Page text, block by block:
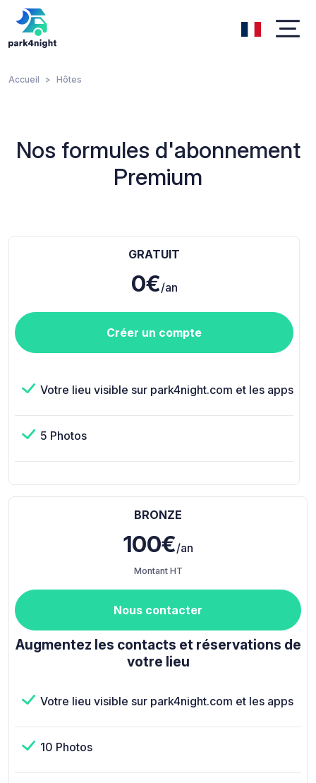
Accueil Hôtes
Nos formules d'abonnement
Premium
GRATUIT
0€/an
Créer un compte
Votre lieu visible sur park4night.com et les apps
5 Photos
BRONZE
100€/an
Montant HT
Nous contacter
Augmentez les contacts et réservations de
votre lieu
Votre lieu visible sur park4night.com et les apps
10 Photos